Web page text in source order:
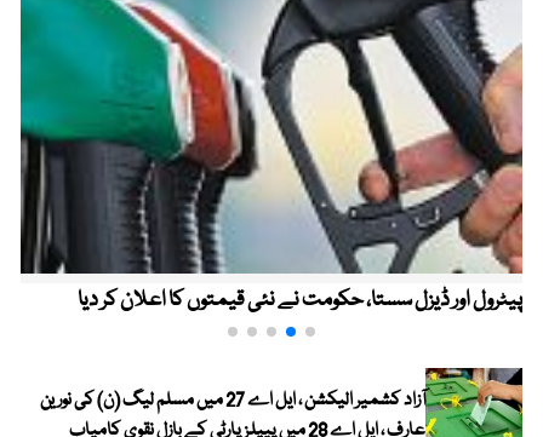
پیٹرول اور ڈیزل سستا، حکومت نے نئی قیمتوں کا اعلان کر دیا
آزاد کشمیر الیکشن ، ایل اے 27 میں مسلم لیگ (ن) کی نورین
عارف ، ایل اے 28 میں پیپلز پارٹی کے بازل نقوی کامیاب